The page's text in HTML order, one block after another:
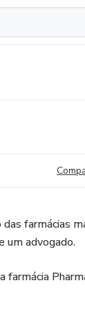
farmácias
um advogado.
farmácia